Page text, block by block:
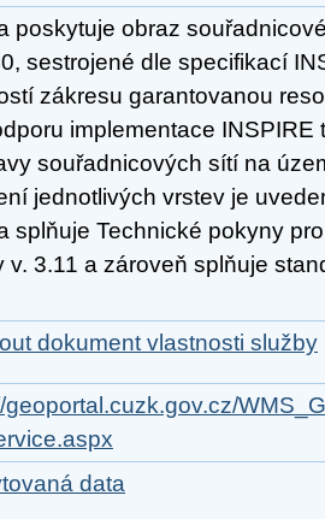
poskytuje obraz
sestrojené dle specifikací
zákresu garantovanou
implementace INSPIRE
souřadnicových sítí na
jednotlivých vrstev je
splňuje Technické pokyny
v. 3.11 a zároveň splňuje
dokument vlastnosti služby
geoportal.cuzk.gov.cz/
data